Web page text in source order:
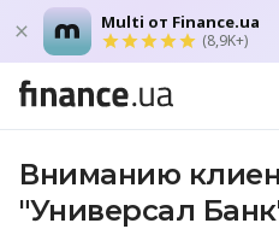
Multi от Finance.ua
(8,9K+)
Вниманию
"Универсал